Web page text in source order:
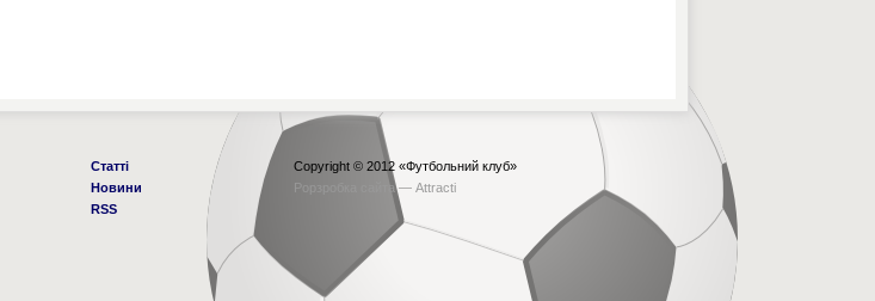
Статті
Новини
RSS
Copyright © 2012 «Футбольний клуб»
Рорзробка сайта — Attracti